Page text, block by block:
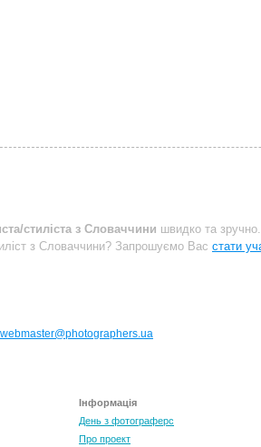
стиліста з Словаччини швидко та
з Словаччини? Запрошуємо Вас стати
webmaster@photographers.ua
Інформація
День з фотограферс
Про проект